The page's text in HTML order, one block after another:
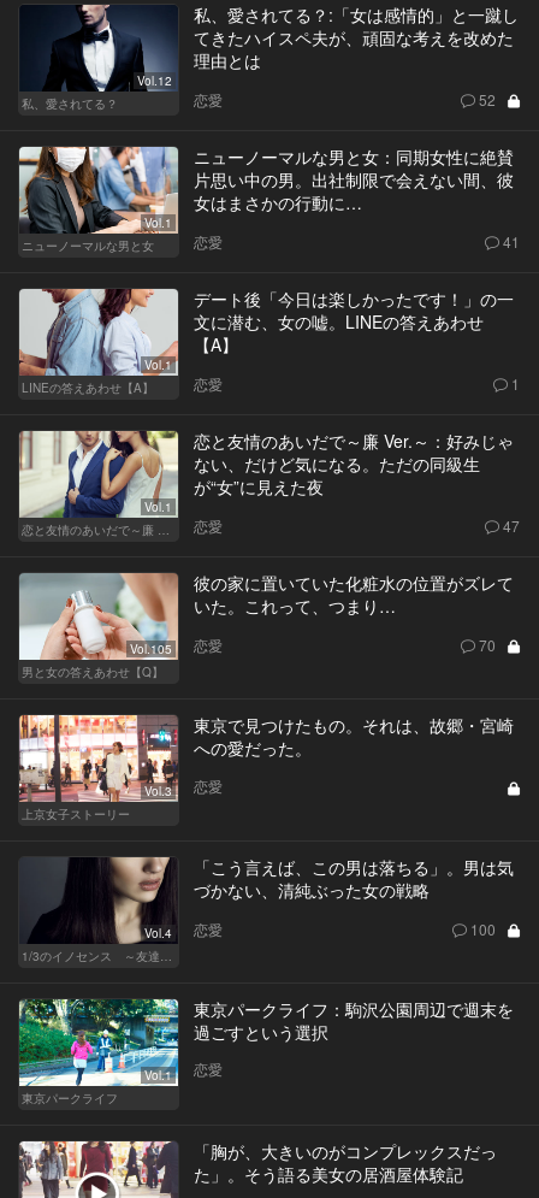
Vol.12
私、愛されてる？
私、愛されてる？:「女は感情的」と一蹴し
てきたハイスペ夫が、頑固な考えを改めた
理由とは
恋愛 52
Vol.1
ニューノーマルな男と女
ニューノーマルな男と女：同期女性に絶賛
片思い中の男。出社制限で会えない間、彼
女はまさかの行動に…
恋愛 41
Vol.1
LINEの答えあわせ【A】
デート後「今日は楽しかったです！」の一
文に潜む、女の嘘。LINEの答えあわせ
【A】
恋愛 1
Vol.1
恋と友情のあいだで～廉 Ver.～：好みじゃ
ない、だけど気になる。ただの同級生
が“女”に見えた夜
恋愛 47
Vol.105
男と女の答えあわせ【Q】
彼の家に置いていた化粧水の位置がズレて
いた。これって、つまり…
恋愛 70
Vol.3
上京女子ストーリー
東京で見つけたもの。それは、故郷・宮崎
への愛だった。
恋愛
Vol.4
「こう言えば、この男は落ちる」。男は気
づかない、清純ぶった女の戦略
恋愛 100
Vol.1
東京パークライフ
東京パークライフ：駒沢公園周辺で週末を
過ごすという選択
恋愛
「胸が、大きいのがコンプレックスだっ
た」。そう語る美女の居酒屋体験記